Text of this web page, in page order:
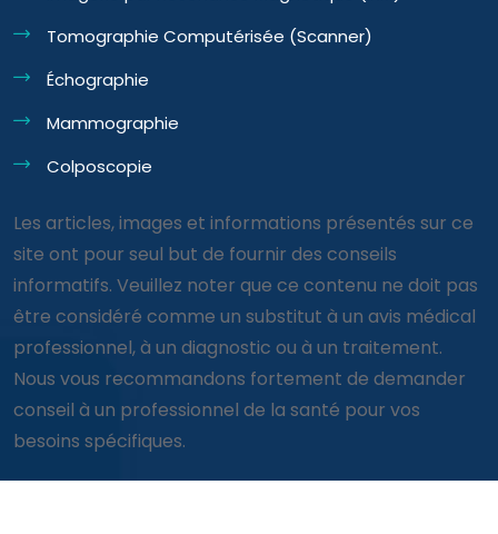
Tomographie Computérisée (Scanner)
Échographie
Mammographie
Colposcopie
Les articles, images et informations présentés sur ce
site ont pour seul but de fournir des conseils
informatifs. Veuillez noter que ce contenu ne doit pas
être considéré comme un substitut à un avis médical
professionnel, à un diagnostic ou à un traitement.
Nous vous recommandons fortement de demander
conseil à un professionnel de la santé pour vos
besoins spécifiques.